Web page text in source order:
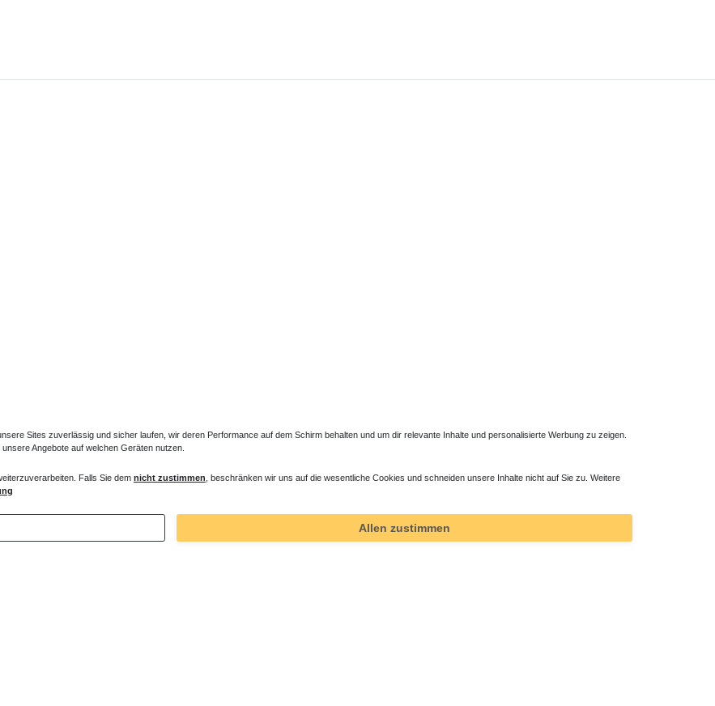
für Heizkörper Konvektor Verlängerter Entlüfter für Heizkörper
43,00 € *
Sites zuverlässig und sicher laufen, wir deren Performance auf dem Schirm behalten und um dir relevante Inhalte und personalisierte Werbung zu zeigen.
Angebote auf welchen Geräten nutzen.
Falls Sie dem nicht zustimmen , beschränken wir uns auf die wesentliche Cookies und schneiden unsere Inhalte nicht auf Sie zu. Weitere
Allen zustimmen